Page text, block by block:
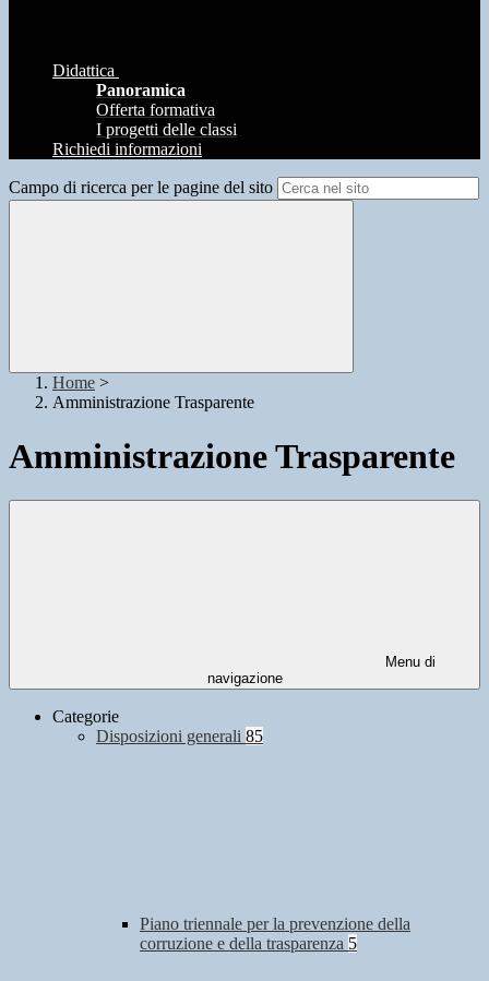
Didattica
Panoramica
Offerta formativa
I progetti delle classi
Richiedi informazioni
Campo di ricerca per le pagine del sito
Home >
Amministrazione Trasparente
Amministrazione Trasparente
Menu di
navigazione
Categorie
Disposizioni generali 85
Piano triennale per la prevenzione della
corruzione e della trasparenza 5